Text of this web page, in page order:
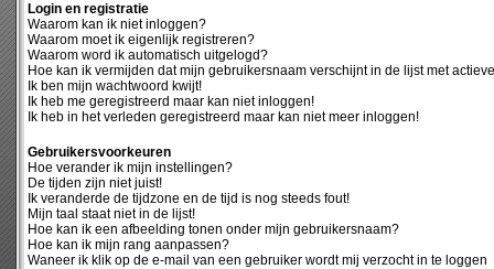
Login en registratie
Waarom kan ik niet inloggen?
Waarom moet ik eigenlijk registreren?
Waarom word ik automatisch uitgelogd?
Hoe kan ik vermijden dat mijn gebruikersnaam verschijnt in de lijst met
Ik ben mijn wachtwoord kwijt!
Ik heb me geregistreerd maar kan niet inloggen!
Ik heb in het verleden geregistreerd maar kan niet meer inloggen!
Gebruikersvoorkeuren
Hoe verander ik mijn instellingen?
De tijden zijn niet juist!
Ik veranderde de tijdzone en de tijd is nog steeds fout!
Mijn taal staat niet in de lijst!
Hoe kan ik een afbeelding tonen onder mijn gebruikersnaam?
Hoe kan ik mijn rang aanpassen?
Waneer ik klik op de e-mail van een gebruiker wordt mij verzocht in te loggen